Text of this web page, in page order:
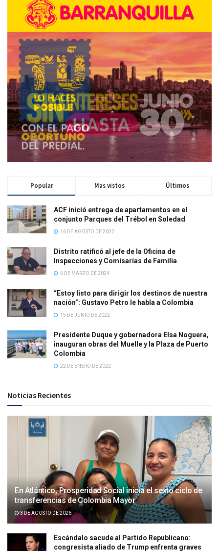
Popular Mas vistos Últimos
ACF inició entrega de apartamentos en el
conjunto Parques del Trébol en Soledad
16 DE AGOSTO DE 2022
Distrito ratificó al jefe de la Oficina de
Inspecciones y Comisarías de Familia
6 DE MARZO DE 2024
“Estoy listo para dirigir los destinos de nuestra
nación”: Gustavo Petro le habla a Colombia
15 DE JUNIO DE 2022
Presidente Duque y gobernadora Elsa Noguera,
inauguran obras del Muelle y la Plaza de Puerto
Colombia
22 DE ENERO DE 2022
Noticias Recientes
En Atlántico, Prosperidad Social inicia el sexto ciclo de
transferencias de Colombia Mayor
3 DE AGOSTO DE 2026
Escándalo sacude al Partido Republicano:
congresista aliado de Trump enfrenta graves